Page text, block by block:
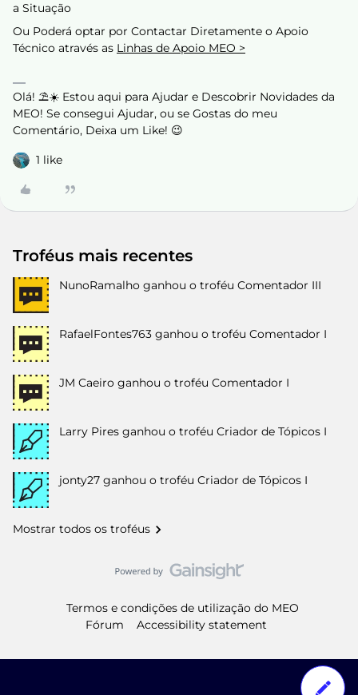
a Situação
Ou Poderá optar por Contactar Diretamente o Apoio
Técnico através as Linhas de Apoio MEO >
Olá! ⛱️☀️ Estou aqui para Ajudar e Descobrir Novidades da
MEO! Se consegui Ajudar, ou se Gostas do meu
Comentário, Deixa um Like! 😉
1 like
Troféus mais recentes
NunoRamalho ganhou o troféu Comentador III
RafaelFontes763 ganhou o troféu Comentador I
JM Caeiro ganhou o troféu Comentador I
Larry Pires ganhou o troféu Criador de Tópicos I
jonty27 ganhou o troféu Criador de Tópicos I
Mostrar todos os troféus
Termos e condições de utilização do MEO
Fórum
Accessibility statement